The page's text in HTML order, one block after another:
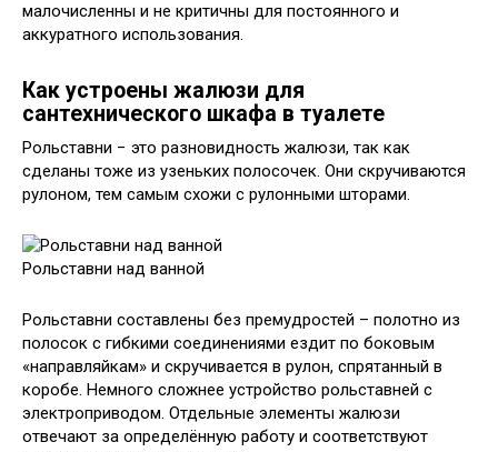
малочисленны и не критичны для постоянного и
аккуратного использования.
Как устроены жалюзи для
сантехнического шкафа в туалете
Рольставни − это разновидность жалюзи, так как
сделаны тоже из узеньких полосочек. Они скручиваются
рулоном, тем самым схожи с рулонными шторами.
Рольставни над ванной
Рольставни составлены без премудростей – полотно из
полосок с гибкими соединениями ездит по боковым
«направляйкам» и скручивается в рулон, спрятанный в
коробе. Немного сложнее устройство рольставней с
электроприводом. Отдельные элементы жалюзи
отвечают за определённую работу и соответствуют